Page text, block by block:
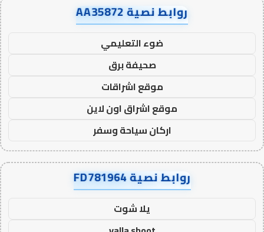
روابط نصية AA35872
ضوء التعليمي
صحيفة برق
موقع اشراقات
موقع اشراق اون لاين
اركان سياحة وسفر
روابط نصية FD781964
يلا شوت